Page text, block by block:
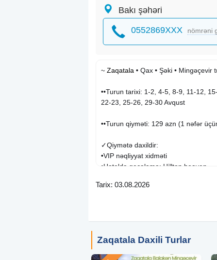
Bakı şəhəri
0552869XXX nömrəni
~ Zaqatala • Qax • Şəki • Mingəçevir
••Turun tarixi: 1-2, 4-5, 8-9, 11-12,
22-23, 25-26, 29-30 Avqust
••Turun qiyməti: 129 azn (1 nəfər
✓Qiymətə daxildir:
•VIP nəqliyyat xidməti
•Hoteldə gecələmə: Hilltop heaven
•2 dəfə səhər yeməyi
✓HOTEL İMKANLARI:
• Spa & sauna
Tarix: 03.08.2026
Zaqatala Daxili Turlar